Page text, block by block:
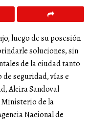
luego de su posesión
soluciones, sin
de la ciudad tanto
seguridad, vías e
Alcira Sandoval
Ministerio de la
Nacional de